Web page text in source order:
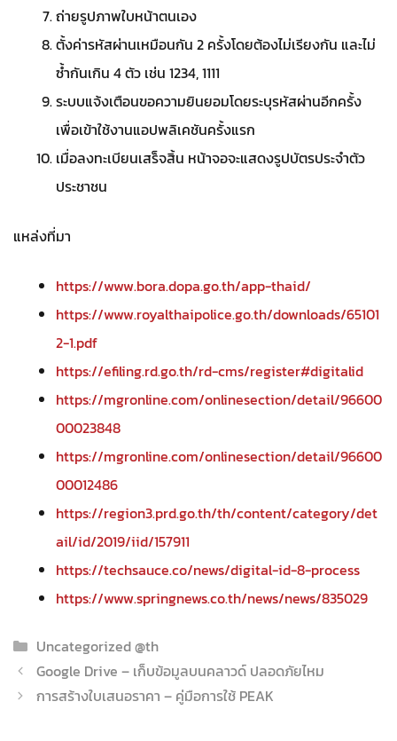
ถ่ายรูปภาพใบหน้าตนเอง
ตั้งค่ารหัสผ่านเหมือนกัน 2 ครั้งโดยต้องไม่เรียงกัน และไม่
ซ้ำกันเกิน 4 ตัว เช่น 1234, 1111
ระบบแจ้งเตือนขอความยินยอมโดยระบุรหัสผ่านอีกครั้ง
เพื่อเข้าใช้งานแอปพลิเคชันครั้งแรก
เมื่อลงทะเบียนเสร็จสิ้น หน้าจอจะแสดงรูปบัตรประจำตัว
ประชาชน
แหล่งที่มา
https://www.bora.dopa.go.th/app-thaid/
https://www.royalthaipolice.go.th/downloads/65101
2-1.pdf
https://efiling.rd.go.th/rd-cms/register#digitalid
https://mgronline.com/onlinesection/detail/96600
00023848
https://mgronline.com/onlinesection/detail/96600
00012486
https://region3.prd.go.th/th/content/category/det
ail/id/2019/iid/157911
https://techsauce.co/news/digital-id-8-process
https://www.springnews.co.th/news/news/835029
Categories
Uncategorized @th
Google Drive – เก็บข้อมูลบนคลาวด์ ปลอดภัยไหม
การสร้างใบเสนอราคา – คู่มือการใช้ PEAK